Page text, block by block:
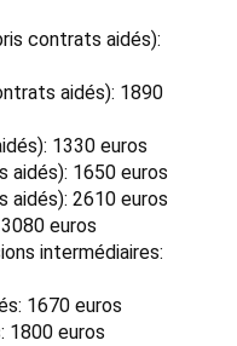
contrats aidés):
aidés): 1890
1330 euros
aidés): 1650 euros
aidés): 2610 euros
euros
intermédiaires:
1670 euros
1800 euros